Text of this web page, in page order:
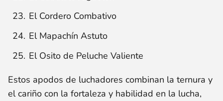
El Cordero Combativo
El Mapachín Astuto
El Osito de Peluche Valiente
Estos apodos de luchadores combinan la ternura y
el cariño con la fortaleza y habilidad en la lucha,